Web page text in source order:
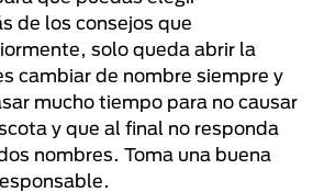
de los consejos que
solo queda abrir la
cambiar de nombre siempre y
mucho tiempo para no causar
y que al final no responda
nombres. Toma una buena